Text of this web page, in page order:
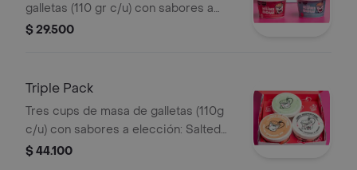
galletas (110 gr c/u) con sabores a
elección. Ideal para compartir o
$ 29.500
Triple Pack
Tres cups de masa de galletas (110g
c/u) con sabores a elección: Salted
Caramel, Oreo Cookies & Cream y
$ 44.100